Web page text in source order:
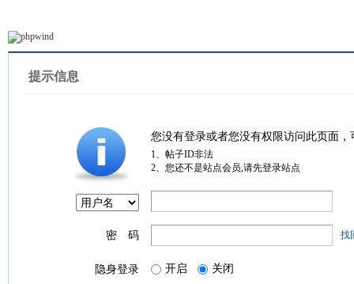
提示信息
您没有登录或者您没有权限访问此页面
1、帖子ID非法
2、您还不是站点会员,请先登录站点
密 码 找
隐身登录 开启 关闭